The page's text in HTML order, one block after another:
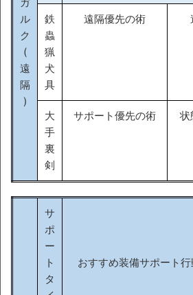
ル
ク
(
遠
隔
)
鉄
蟲
猟
犬
具
遠隔優先の術
大
手
裏
剣
サポート優先の術 状
サ
ポ
ー
ト
タ
おすすめ装備サポート